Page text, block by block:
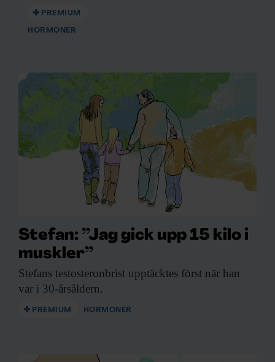
PREMIUM
HORMONER
Stefan: ”Jag gick upp 15 kilo i
muskler”
Stefans testosteronbrist upptäcktes först när han
var i 30-årsåldern.
PREMIUM HORMONER